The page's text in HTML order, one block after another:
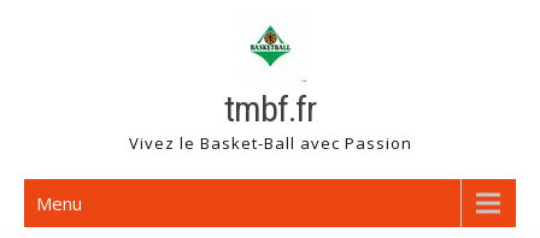
tmbf.fr
Vivez le Basket-Ball avec Passion
Menu